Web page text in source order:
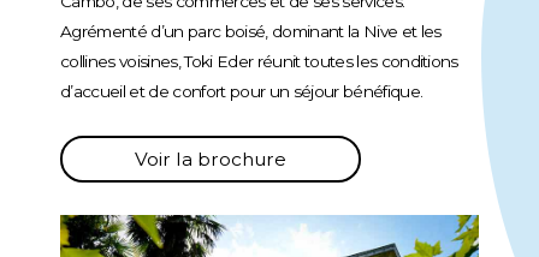
Agrémenté d’un parc boisé, dominant la Nive et les
collines voisines, Toki Eder réunit toutes les conditions
d’accueil et de confort pour un séjour bénéfique.
Voir la brochure